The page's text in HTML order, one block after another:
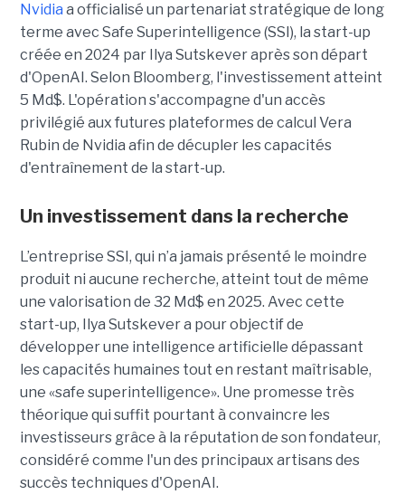
Nvidia a officialisé un partenariat stratégique de long
terme avec Safe Superintelligence (SSI), la start-up
créée en 2024 par Ilya Sutskever après son départ
d'OpenAI. Selon Bloomberg, l'investissement atteint
5 Md$. L'opération s'accompagne d'un accès
privilégié aux futures plateformes de calcul Vera
Rubin de Nvidia afin de décupler les capacités
d'entraînement de la start-up.
Un investissement dans la recherche
L’entreprise SSI, qui n’a jamais présenté le moindre
produit ni aucune recherche, atteint tout de même
une valorisation de 32 Md$ en 2025. Avec cette
start-up, Ilya Sutskever a pour objectif de
développer une intelligence artificielle dépassant
les capacités humaines tout en restant maîtrisable,
une «safe superintelligence». Une promesse très
théorique qui suffit pourtant à convaincre les
investisseurs grâce à la réputation de son fondateur,
considéré comme l'un des principaux artisans des
succès techniques d'OpenAI.